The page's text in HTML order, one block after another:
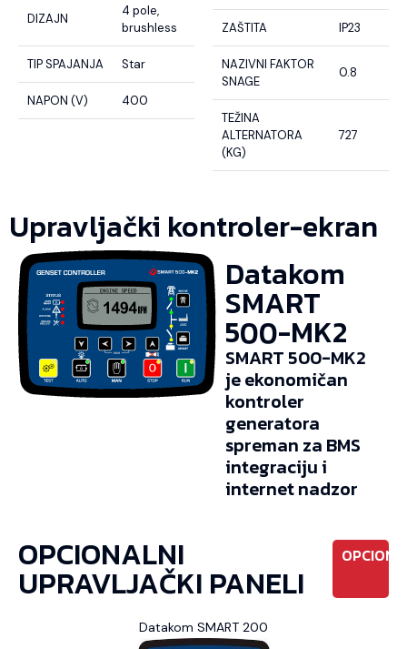
DIZAJN
4 pole,
brushless
TIP SPAJANJA Star
NAPON (V) 400
ZAŠTITA IP23
NAZIVNI FAKTOR
SNAGE
0.8
TEŽINA
ALTERNATORA
(KG)
727
Upravljački kontroler-ekran
Datakom
SMART
500-MK2
SMART 500-MK2
je ekonomičan
kontroler
generatora
spreman za BMS
integraciju i
internet nadzor
OPCIONALNI
UPRAVLJAČKI PANELI
OPCIONO
Datakom SMART 200